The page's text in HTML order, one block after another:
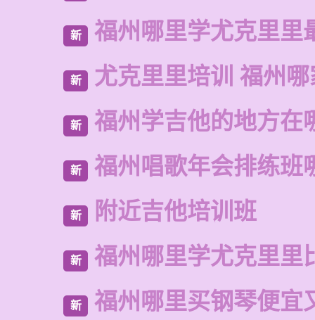
新 福州哪里学尤克里里
新 尤克里里培训 福州
新 福州学吉他的地方在
新 福州唱歌年会排练班
新 附近吉他培训班
新 福州哪里学尤克里里
新 福州哪里买钢琴便宜